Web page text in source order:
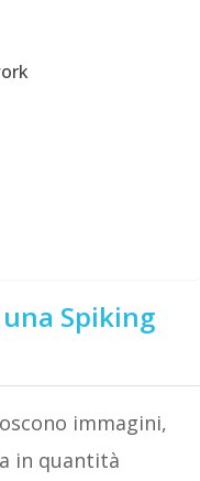
Spiking
immagini,
in quantità